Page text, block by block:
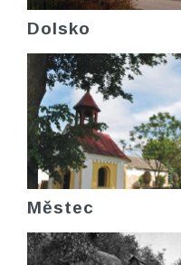
Dolsko
Městec